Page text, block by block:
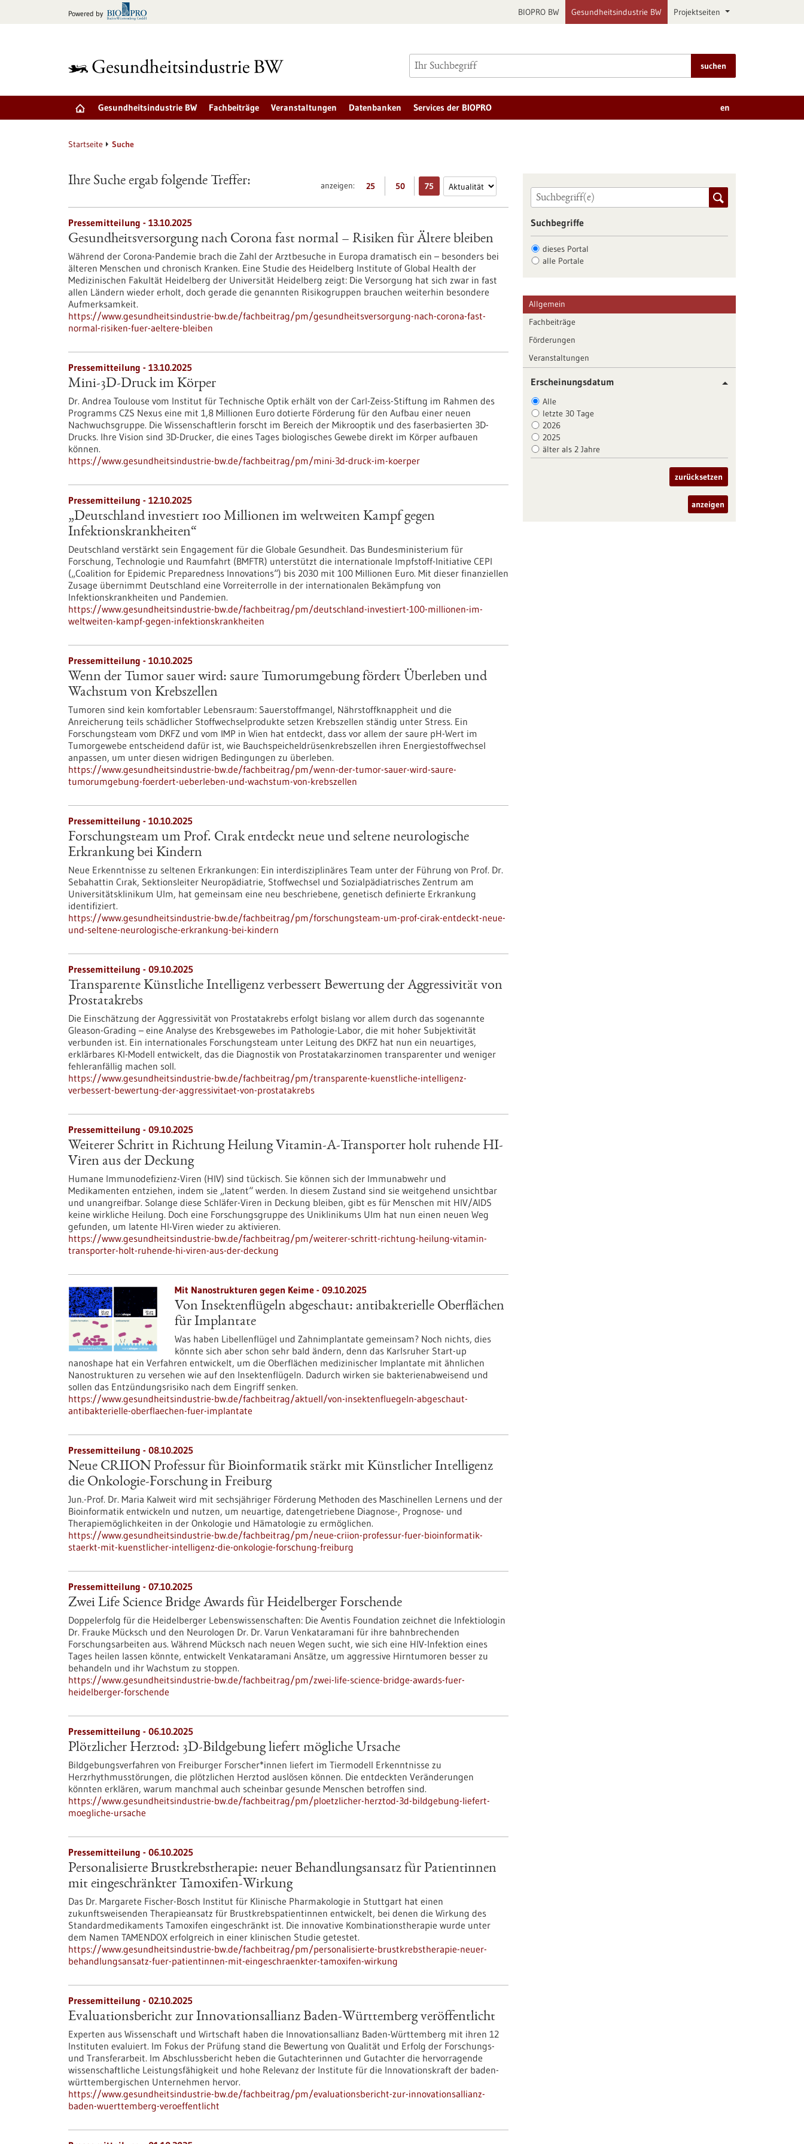
Powered by BIOPRO BW Gesundheitsindustrie BW Projektseiten
suchen
Gesundheitsindustrie BW Fachbeiträge Veranstaltungen Datenbanken Services der BIOPRO en
Startseite Suche
anzeigen: 25 50 75
Ihre Suche ergab folgende Treffer:
Pressemitteilung - 13.10.2025
Gesundheitsversorgung nach Corona fast normal – Risiken für Ältere bleiben
Während der Corona-Pandemie brach die Zahl der Arztbesuche in Europa dramatisch ein – besonders bei
älteren Menschen und chronisch Kranken. Eine Studie des Heidelberg Institute of Global Health der
Medizinischen Fakultät Heidelberg der Universität Heidelberg zeigt: Die Versorgung hat sich zwar in fast
allen Ländern wieder erholt, doch gerade die genannten Risikogruppen brauchen weiterhin besondere
Aufmerksamkeit.
https://www.gesundheitsindustrie-bw.de/fachbeitrag/pm/gesundheitsversorgung-nach-corona-fast-
normal-risiken-fuer-aeltere-bleiben
Pressemitteilung - 13.10.2025
Mini-3D-Druck im Körper
Dr. Andrea Toulouse vom Institut für Technische Optik erhält von der Carl-Zeiss-Stiftung im Rahmen des
Programms CZS Nexus eine mit 1,8 Millionen Euro dotierte Förderung für den Aufbau einer neuen
Nachwuchsgruppe. Die Wissenschaftlerin forscht im Bereich der Mikrooptik und des faserbasierten 3D-
Drucks. Ihre Vision sind 3D-Drucker, die eines Tages biologisches Gewebe direkt im Körper aufbauen
können.
https://www.gesundheitsindustrie-bw.de/fachbeitrag/pm/mini-3d-druck-im-koerper
Pressemitteilung - 12.10.2025
„Deutschland investiert 100 Millionen im weltweiten Kampf gegen
Infektionskrankheiten“
Deutschland verstärkt sein Engagement für die Globale Gesundheit. Das Bundesministerium für
Forschung, Technologie und Raumfahrt (BMFTR) unterstützt die internationale Impfstoff-Initiative CEPI
(„Coalition for Epidemic Preparedness Innovations“) bis 2030 mit 100 Millionen Euro. Mit dieser finanziellen
Zusage übernimmt Deutschland eine Vorreiterrolle in der internationalen Bekämpfung von
Infektionskrankheiten und Pandemien.
https://www.gesundheitsindustrie-bw.de/fachbeitrag/pm/deutschland-investiert-100-millionen-im-
weltweiten-kampf-gegen-infektionskrankheiten
Pressemitteilung - 10.10.2025
Wenn der Tumor sauer wird: saure Tumorumgebung fördert Überleben und
Wachstum von Krebszellen
Tumoren sind kein komfortabler Lebensraum: Sauerstoffmangel, Nährstoffknappheit und die
Anreicherung teils schädlicher Stoffwechselprodukte setzen Krebszellen ständig unter Stress. Ein
Forschungsteam vom DKFZ und vom IMP in Wien hat entdeckt, dass vor allem der saure pH-Wert im
Tumorgewebe entscheidend dafür ist, wie Bauchspeicheldrüsenkrebszellen ihren Energiestoffwechsel
anpassen, um unter diesen widrigen Bedingungen zu überleben.
https://www.gesundheitsindustrie-bw.de/fachbeitrag/pm/wenn-der-tumor-sauer-wird-saure-
tumorumgebung-foerdert-ueberleben-und-wachstum-von-krebszellen
Pressemitteilung - 10.10.2025
Forschungsteam um Prof. Cırak entdeckt neue und seltene neurologische
Erkrankung bei Kindern
Neue Erkenntnisse zu seltenen Erkrankungen: Ein interdisziplinäres Team unter der Führung von Prof. Dr.
Sebahattin Cırak, Sektionsleiter Neuropädiatrie, Stoffwechsel und Sozialpädiatrisches Zentrum am
Universitätsklinikum Ulm, hat gemeinsam eine neu beschriebene, genetisch definierte Erkrankung
identifiziert.
https://www.gesundheitsindustrie-bw.de/fachbeitrag/pm/forschungsteam-um-prof-cirak-entdeckt-neue-
und-seltene-neurologische-erkrankung-bei-kindern
Pressemitteilung - 09.10.2025
Transparente Künstliche Intelligenz verbessert Bewertung der Aggressivität von
Prostatakrebs
Die Einschätzung der Aggressivität von Prostatakrebs erfolgt bislang vor allem durch das sogenannte
Gleason-Grading – eine Analyse des Krebsgewebes im Pathologie-Labor, die mit hoher Subjektivität
verbunden ist. Ein internationales Forschungsteam unter Leitung des DKFZ hat nun ein neuartiges,
erklärbares KI-Modell entwickelt, das die Diagnostik von Prostatakarzinomen transparenter und weniger
fehleranfällig machen soll.
https://www.gesundheitsindustrie-bw.de/fachbeitrag/pm/transparente-kuenstliche-intelligenz-
verbessert-bewertung-der-aggressivitaet-von-prostatakrebs
Pressemitteilung - 09.10.2025
Weiterer Schritt in Richtung Heilung Vitamin-A-Transporter holt ruhende HI-
Viren aus der Deckung
Humane Immunodefizienz-Viren (HIV) sind tückisch. Sie können sich der Immunabwehr und
Medikamenten entziehen, indem sie „latent“ werden. In diesem Zustand sind sie weitgehend unsichtbar
und unangreifbar. Solange diese Schläfer-Viren in Deckung bleiben, gibt es für Menschen mit HIV/AIDS
keine wirkliche Heilung. Doch eine Forschungsgruppe des Uniklinikums Ulm hat nun einen neuen Weg
gefunden, um latente HI-Viren wieder zu aktivieren.
https://www.gesundheitsindustrie-bw.de/fachbeitrag/pm/weiterer-schritt-richtung-heilung-vitamin-
transporter-holt-ruhende-hi-viren-aus-der-deckung
Mit Nanostrukturen gegen Keime - 09.10.2025
Von Insektenflügeln abgeschaut: antibakterielle Oberflächen
für Implantate
Was haben Libellenflügel und Zahnimplantate gemeinsam? Noch nichts, dies
könnte sich aber schon sehr bald ändern, denn das Karlsruher Start-up
nanoshape hat ein Verfahren entwickelt, um die Oberflächen medizinischer Implantate mit ähnlichen
Nanostrukturen zu versehen wie auf den Insektenflügeln. Dadurch wirken sie bakterienabweisend und
sollen das Entzündungsrisiko nach dem Eingriff senken.
https://www.gesundheitsindustrie-bw.de/fachbeitrag/aktuell/von-insektenfluegeln-abgeschaut-
antibakterielle-oberflaechen-fuer-implantate
Pressemitteilung - 08.10.2025
Neue CRIION Professur für Bioinformatik stärkt mit Künstlicher Intelligenz
die Onkologie-Forschung in Freiburg
Jun.-Prof. Dr. Maria Kalweit wird mit sechsjähriger Förderung Methoden des Maschinellen Lernens und der
Bioinformatik entwickeln und nutzen, um neuartige, datengetriebene Diagnose-, Prognose- und
Therapiemöglichkeiten in der Onkologie und Hämatologie zu ermöglichen.
https://www.gesundheitsindustrie-bw.de/fachbeitrag/pm/neue-criion-professur-fuer-bioinformatik-
staerkt-mit-kuenstlicher-intelligenz-die-onkologie-forschung-freiburg
Pressemitteilung - 07.10.2025
Zwei Life Science Bridge Awards für Heidelberger Forschende
Doppelerfolg für die Heidelberger Lebenswissenschaften: Die Aventis Foundation zeichnet die Infektiologin
Dr. Frauke Mücksch und den Neurologen Dr. Dr. Varun Venkataramani für ihre bahnbrechenden
Forschungsarbeiten aus. Während Mücksch nach neuen Wegen sucht, wie sich eine HIV-Infektion eines
Tages heilen lassen könnte, entwickelt Venkataramani Ansätze, um aggressive Hirntumoren besser zu
behandeln und ihr Wachstum zu stoppen.
https://www.gesundheitsindustrie-bw.de/fachbeitrag/pm/zwei-life-science-bridge-awards-fuer-
heidelberger-forschende
Pressemitteilung - 06.10.2025
Plötzlicher Herztod: 3D-Bildgebung liefert mögliche Ursache
Bildgebungsverfahren von Freiburger Forscher*innen liefert im Tiermodell Erkenntnisse zu
Herzrhythmusstörungen, die plötzlichen Herztod auslösen können. Die entdeckten Veränderungen
könnten erklären, warum manchmal auch scheinbar gesunde Menschen betroffen sind.
https://www.gesundheitsindustrie-bw.de/fachbeitrag/pm/ploetzlicher-herztod-3d-bildgebung-liefert-
moegliche-ursache
Pressemitteilung - 06.10.2025
Personalisierte Brustkrebstherapie: neuer Behandlungsansatz für Patientinnen
mit eingeschränkter Tamoxifen-Wirkung
Das Dr. Margarete Fischer-Bosch Institut für Klinische Pharmakologie in Stuttgart hat einen
zukunftsweisenden Therapieansatz für Brustkrebspatientinnen entwickelt, bei denen die Wirkung des
Standardmedikaments Tamoxifen eingeschränkt ist. Die innovative Kombinationstherapie wurde unter
dem Namen TAMENDOX erfolgreich in einer klinischen Studie getestet.
https://www.gesundheitsindustrie-bw.de/fachbeitrag/pm/personalisierte-brustkrebstherapie-neuer-
behandlungsansatz-fuer-patientinnen-mit-eingeschraenkter-tamoxifen-wirkung
Pressemitteilung - 02.10.2025
Evaluationsbericht zur Innovationsallianz Baden-Württemberg veröffentlicht
Experten aus Wissenschaft und Wirtschaft haben die Innovationsallianz Baden-Württemberg mit ihren 12
Instituten evaluiert. Im Fokus der Prüfung stand die Bewertung von Qualität und Erfolg der Forschungs-
und Transferarbeit. Im Abschlussbericht heben die Gutachterinnen und Gutachter die hervorragende
wissenschaftliche Leistungsfähigkeit und hohe Relevanz der Institute für die Innovationskraft der baden-
württembergischen Unternehmen hervor.
https://www.gesundheitsindustrie-bw.de/fachbeitrag/pm/evaluationsbericht-zur-innovationsallianz-
baden-wuerttemberg-veroeffentlicht
Suchbegriffe
dieses Portal
alle Portale
Allgemein
Fachbeiträge
Förderungen
Veranstaltungen
Erscheinungsdatum
Alle
letzte 30 Tage
2026
2025
älter als 2 Jahre
zurücksetzen
anzeigen